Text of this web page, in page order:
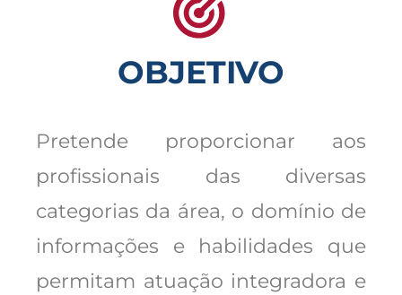
OBJETIVO
Pretende proporcionar aos
profissionais das diversas
categorias da área, o domínio de
informações e habilidades que
permitam atuação integradora e